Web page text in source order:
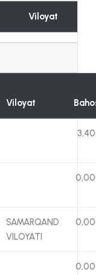
Viloyat
Viloyat
SAMARQAND
VILOYATI